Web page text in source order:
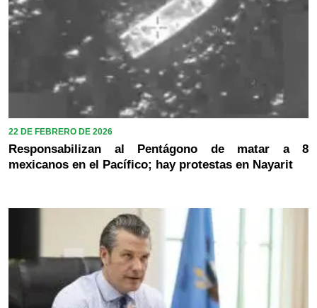
22 DE FEBRERO DE 2026
Responsabilizan al Pentágono de matar a 8
mexicanos en el Pacífico; hay protestas en Nayarit